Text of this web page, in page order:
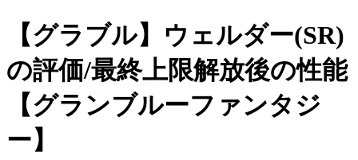
【グラブル】ウェルダー(SR)
の評価/最終上限解放後の性能
【グランブルーファンタジ
ー】